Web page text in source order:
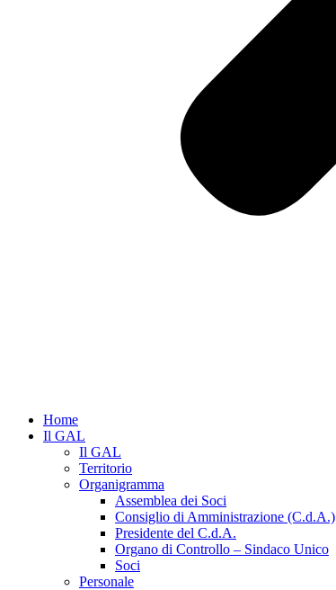
Home
Il GAL
Il GAL
Territorio
Organigramma
Assemblea dei Soci
Consiglio di Amministrazione (C.d.A.)
Presidente del C.d.A.
Organo di Controllo – Sindaco Unico
Soci
Personale